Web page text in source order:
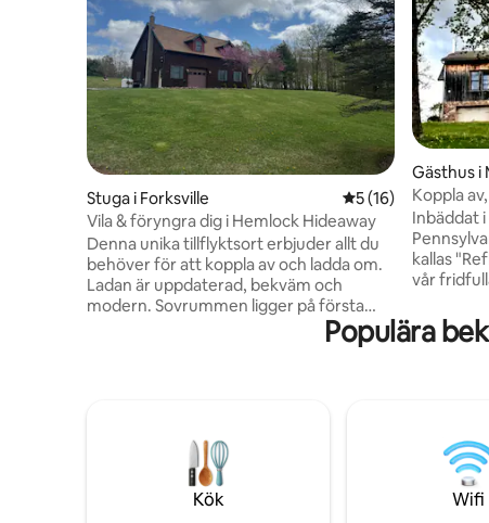
Stuga i Forksville 5 av 5 i
5 (16)
Vila & föryngra dig i Hemlock Hideaway
Denna unika tillflyktsort erbjuder allt du
behöver för att koppla av och ladda om.
Ladan är uppdaterad, bekväm och
modern. Sovrummen ligger på första
vardagsrum ligger på andra våningen,
en kopp kaffe och njuta av allt. Utan
ljusföroreningar har du fri sikt över
himlen. Kom och bo här och låt
tystnaden göra sitt jobb.
Gästhus i
Koppla
Inbäddat
kallas "Reflections".
vår
av och
djurlivet i
staden
League
Populära
Kök Wifi